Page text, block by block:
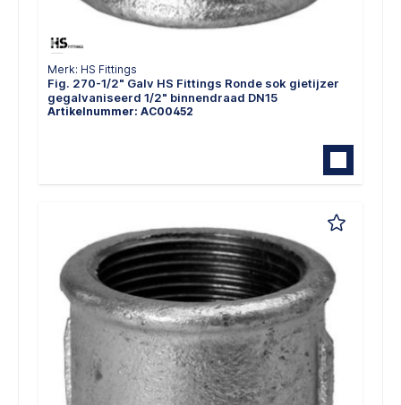
Merk: HS Fittings
Fig. 270-1/2" Galv HS Fittings Ronde sok gietijzer
gegalvaniseerd 1/2" binnendraad DN15
Artikelnummer: AC00452